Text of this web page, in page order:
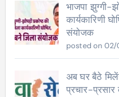
भाजपा झुग्गी-
कार्यकारिणी
संयोजक
posted on
अब घर बैठे
प्रचार-प्रसार